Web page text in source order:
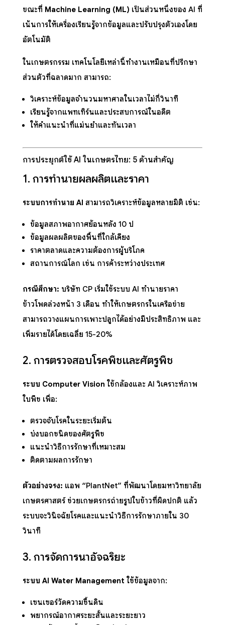
ขณะที่ Machine Learning (ML) เป็นส่วนหนึ่งของ AI ที่
เน้นการให้เครื่องเรียนรู้จากข้อมูลและปรับปรุงตัวเองโดย
อัตโนมัติ
ในเกษตรกรรม เทคโนโลยีเหล่านี้ทำงานเหมือนที่ปรึกษา
ส่วนตัวที่ฉลาดมาก สามารถ:
วิเคราะห์ข้อมูลจำนวนมหาศาลในเวลาไม่กี่วินาที
เรียนรู้จากแพทเทิร์นและประสบการณ์ในอดีต
ให้คำแนะนำที่แม่นยำและทันเวลา
การประยุกต์ใช้ AI ในเกษตรไทย: 5 ด้านสำคัญ
1. การทำนายผลผลิตและราคา
ระบบการทำนาย AI สามารถวิเคราะห์ข้อมูลหลายมิติ เช่น:
ข้อมูลสภาพอากาศย้อนหลัง 10 ปี
ข้อมูลผลผลิตของพื้นที่ใกล้เคียง
ราคาตลาดและความต้องการผู้บริโภค
สถานการณ์โลก เช่น การค้าระหว่างประเทศ
กรณีศึกษา: บริษัท CP เริ่มใช้ระบบ AI ทำนายราคา
ข้าวโพดล่วงหน้า 3 เดือน ทำให้เกษตรกรในเครือข่าย
สามารถวางแผนการเพาะปลูกได้อย่างมีประสิทธิภาพ และ
เพิ่มรายได้โดยเฉลี่ย 15-20%
2. การตรวจสอบโรคพืชและศัตรูพืช
ระบบ Computer Vision ใช้กล้องและ AI วิเคราะห์ภาพ
ใบพืช เพื่อ:
ตรวจจับโรคในระยะเริ่มต้น
บ่งบอกชนิดของศัตรูพืช
แนะนำวิธีการรักษาที่เหมาะสม
ติดตามผลการรักษา
ตัวอย่างจริง: แอพ “PlantNet” ที่พัฒนาโดยมหาวิทยาลัย
เกษตรศาสตร์ ช่วยเกษตรกรถ่ายรูปใบข้าวที่ผิดปกติ แล้ว
ระบบจะวินิจฉัยโรคและแนะนำวิธีการรักษาภายใน 30
วินาที
3. การจัดการน้ำอัจฉริยะ
ระบบ AI Water Management ใช้ข้อมูลจาก:
เซนเซอร์วัดความชื้นดิน
พยากรณ์อากาศระยะสั้นและระยะยาว